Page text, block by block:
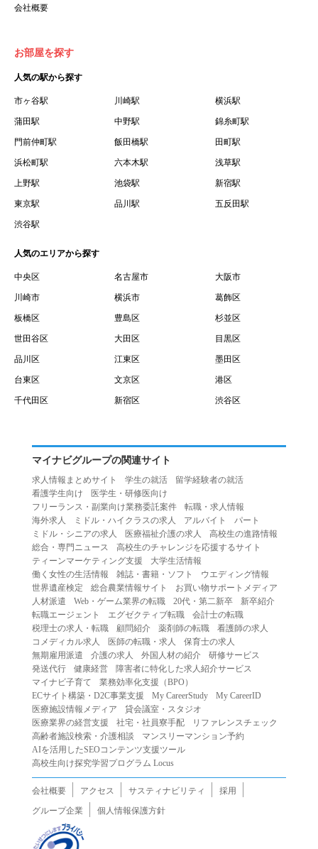
た個人を意味します。
録した情報、本サービス利用中に当社が登録を求めた情報
った場合の当該情報を意味します。
７.「本会員制度」とは、会員による本サービスの利用の促
進を目的とした会員制度を意味します。
借契約書およびオプション注文書を意味します。
９.「契約期間開始日」とは、定期建物賃貸借契約（以下
「賃貸借契約」と言います）の開始日のことで、利用者の
賃借権が発生する日を意味します。
するために、選んだ物件を保留することを意味します。
１１.「予約情報」とは、物件を予約するために必要な当社
所定の情報を意味します。物件情報や期間、オプション等
１２.「キャンセル」とは、賃貸借契約締結後から契約期間
開始日前までに、利用者が賃貸借契約を解除することを意
味します。
１３.「中途解約」とは、賃貸借契約期間の途中で、利用者
１.利用者は、本サービスを利用する上で次の各号に定める
とします。
（１）重複、虚偽の情報、または自己以外の情報を登録す
る行為
（２）第三者になりすまして本サービスを利用する行為
（３）当社または第三者の著作権等の知的財産権、プライ
バシー、その他の権利を侵害する行為
（４）当社または第三者を誹謗中傷する行為
（５）当社または第三者に不利益を与える行為
（６）営利を目的とした行為
（７）政治・選挙・宗教活動またはそれらに類する行為
（８）本サービスの運営を妨害する行為
（９）法令違反、犯罪行為、または公序良俗に反する行為
（１０）暴力的な要求行為、または法的な責任を超えた不
当な要求行為
（１１）その他当社が不適切であると判断する行為
２.当社は、前項の定めに該当する行為を行った利用者に対
の提供を停止または中断することができるものとします。
第５条（免責）
１.当社は、本サービスの利用（これらに伴う当社または第
三者の情報提供行為等を含みます）により、利用者に生じ
会社概要
お部屋を探す
人気の駅から探す
市ヶ谷駅 川崎駅 横浜駅
蒲田駅 中野駅 錦糸町駅
門前仲町駅 飯田橋駅 田町駅
浜松町駅 六本木駅 浅草駅
上野駅 池袋駅 新宿駅
東京駅 品川駅 五反田駅
渋谷駅
人気のエリアから探す
中央区 名古屋市 大阪市
川崎市 横浜市 葛飾区
板橋区 豊島区 杉並区
世田谷区 大田区 目黒区
品川区 江東区 墨田区
台東区 文京区 港区
千代田区 新宿区 渋谷区
マイナビグループの関連サイト
求人情報まとめサイト 学生の就活
留学経験者の就活
看護学生向け
医学生・研修医向け
フリーランス・副業向け業務委託案件
転職・求人情報
海外求人
ミドル・ハイクラスの求人 アルバイト
パート
ミドル・シニアの求人
医療福祉介護の求人
高校生の進路情報
総合・専門ニュース
高校生のチャレンジを応援するサイト
ティーンマーケティング支援
大学生活情報
働く女性の生活情報
雑誌・書籍・ソフト
ウエディング情報
世界遺産検定
総合農業情報サイト
お買い物サポートメディア
人材派遣
Web・ゲーム業界の転職 20代・第二新卒
新卒紹介
転職エージェント
エグゼクティブ転職
会計士の転職
税理士の求人・転職
顧問紹介 薬剤師の転職
看護師の求人
コメディカル求人
医師の転職・求人
保育士の求人
無期雇用派遣
介護の求人 外国人材の紹介
研修サービス
発送代行
健康経営
障害者に特化した求人紹介サービス
マイナビ子育て
業務効率化支援（BPO）
ECサイト構築・D2C事業支援
My CareerStudy
My CareerID
医療施設情報メディア
貸会議室・スタジオ
医療業界の経営支援
社宅・社員寮手配
リファレンスチェック
高齢者施設検索・介護相談
マンスリーマンション予約
AIを活用したSEOコンテンツ支援ツール
高校生向け探究学習プログラム Locus
会社概要 アクセス サスティナビリティ
採用
グループ企業
個人情報保護方針